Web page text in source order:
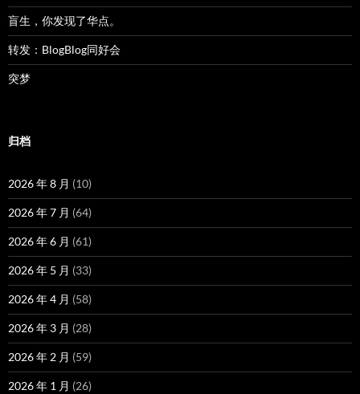
盲生，你发现了华点。
转发：BlogBlog同好会
突梦
归档
2026 年 8 月 (10)
2026 年 7 月 (64)
2026 年 6 月 (61)
2026 年 5 月 (33)
2026 年 4 月 (58)
2026 年 3 月 (28)
2026 年 2 月 (59)
2026 年 1 月 (26)